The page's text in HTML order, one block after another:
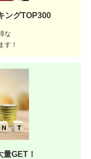
ングTOP300
な
す！
GET！